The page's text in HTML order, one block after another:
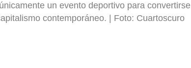
un evento deportivo para convertirse
contemporáneo.
Foto: Cuartoscuro